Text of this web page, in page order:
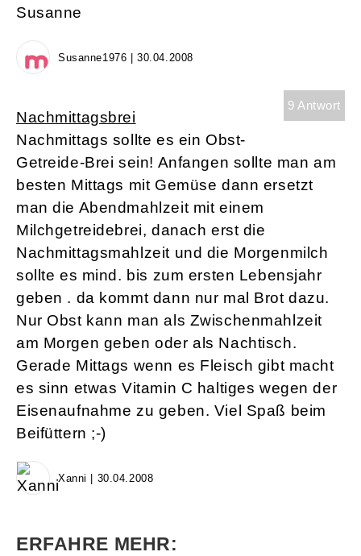
Susanne
Susanne1976 | 30.04.2008
9 Antwort
Nachmittagsbrei
Nachmittags sollte es ein Obst-
Getreide-Brei sein! Anfangen sollte man am
besten Mittags mit Gemüse dann ersetzt
man die Abendmahlzeit mit einem
Milchgetreidebrei, danach erst die
Nachmittagsmahlzeit und die Morgenmilch
sollte es mind. bis zum ersten Lebensjahr
geben . da kommt dann nur mal Brot dazu.
Nur Obst kann man als Zwischenmahlzeit
am Morgen geben oder als Nachtisch.
Gerade Mittags wenn es Fleisch gibt macht
es sinn etwas Vitamin C haltiges wegen der
Eisenaufnahme zu geben. Viel Spaß beim
Beifüttern ;-)
Xanni | 30.04.2008
ERFAHRE MEHR: